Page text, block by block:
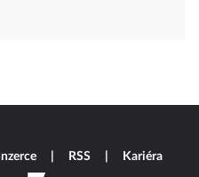
Inzerce RSS Kariéra